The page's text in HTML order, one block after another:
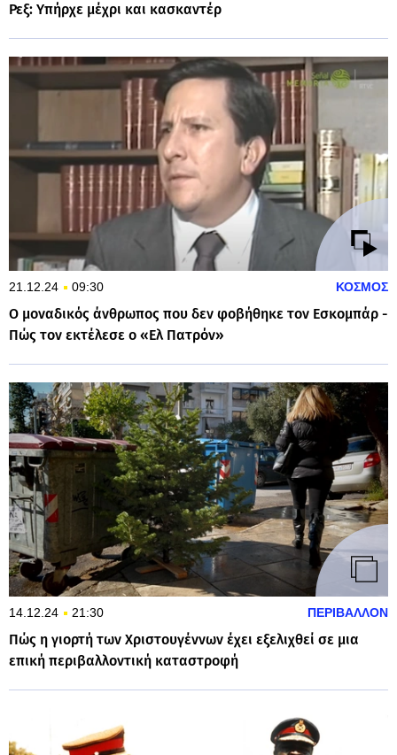
Ρεξ: Υπήρχε μέχρι και κασκαντέρ
21.12.24 09:30 ΚΟΣΜΟΣ
Ο μοναδικός άνθρωπος που δεν φοβήθηκε τον Εσκομπάρ -
Πώς τον εκτέλεσε ο «Ελ Πατρόν»
14.12.24 21:30 ΠΕΡΙΒΑΛΛΟΝ
Πώς η γιορτή των Χριστουγέννων έχει εξελιχθεί σε μια
επική περιβαλλοντική καταστροφή